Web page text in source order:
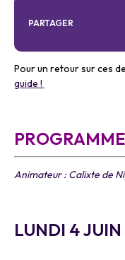
Pour un retour sur ces
guide !
PROGRAMME
Animateur : Calixte de
LUNDI 4 JUIN
PARTAGER